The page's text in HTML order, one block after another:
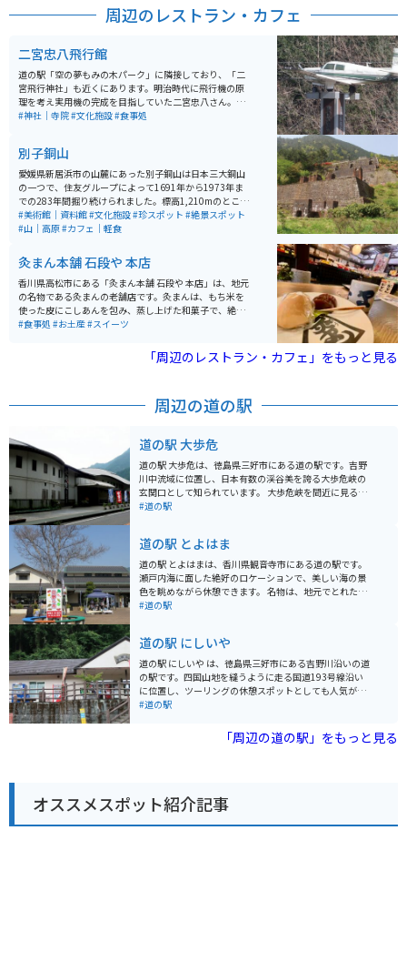
周辺のレストラン・カフェ
二宮忠八飛行館
道の駅「空の夢もみの木パーク」に隣接しており、「二
宮飛行神社」も近くにあります。明治時代に飛行機の原
理を考え実用機の完成を目指していた二宮忠八さん。ラ
イト兄弟に先を越されましたが、その功績を称え、「21
も子供も楽しめます。
#神社｜寺院#文化施設#食事処
別子銅山
愛媛県新居浜市の山麓にあった別子銅山は日本三大銅山
の一つで、住友グループによって1691年から1973年ま
での283年間掘り続けられました。標高1,210mのところ
から掘り始め、最深部は海面下1,000mにまで達しまし
た。 その後、山を元の状態に戻すために、明治初期から
す。 閉山後は「端出場（はでば）地区」と「東平（とう
なる）地区」の2カ所に分けて整備され、2007年度に近
代化産業遺産（経済産業省）に認定されました。特に、
東平地区の索道基地・貯鉱庫跡は「東洋のマチュピチ
ュ」として有名です。
#美術館｜資料館#文化施設#珍スポット #絶景スポット
#山｜高原#カフェ｜軽食
灸まん本舗 石段や 本店
香川県高松市にある「灸まん本舗 石段や 本店」は、地元
の名物である灸まんの老舗店です。灸まんは、もち米を
使った皮にこしあんを包み、蒸し上げた和菓子で、絶妙
な食感と上品な甘さが魅力。店内では、製造過程を見る
街並みも残っており、散策にぴったりのエリアです。ま
た、バイクで訪れる際は、周辺にバイク駐輪場があり安
#食事処 #お土産#スイーツ
「周辺のレストラン・カフェ」をもっと見る
周辺の道の駅
道の駅 大歩危
道の駅 大歩危は、徳島県三好市にある道の駅です。吉野
川中流域に位置し、日本有数の渓谷美を誇る大歩危峡の
玄関口として知られています。 大歩危峡を間近に見るこ
とができる遊歩道や展望台があり、ダイナミックな景観
することができます。また、祖谷のかずら橋や奥祖谷二
重かずら橋などの観光スポットへのアクセスも良く、観
光拠点としても最適です。 道の駅には、地元の特産品を
販売するショップやレストランがあります。徳島ラーメ
ンや阿波尾鶏などのご当地グルメを味わえるほか、祖谷
とができます。また、周辺にはワインディングロードも
多いため、ツーリングにもおすすめです。
#道の駅
道の駅 とよはま
道の駅 とよはまは、香川県観音寺市にある道の駅です。
瀬戸内海に面した絶好のロケーションで、美しい海の景
色を眺めながら休憩できます。 名物は、地元でとれた新
鮮な魚介類を使った料理です。特に、しらす丼や鯛めし
す。 バイク置き場は広く、海を見ながら休憩できます。
道の駅周辺には、銭形砂絵や父母ヶ浜など、観光スポッ
トも点在しているので、ツーリングの拠点にも最適で
す。
#道の駅
道の駅 にしいや
道の駅 にしいや は、徳島県三好市にある吉野川沿いの道
の駅です。四国山地を縫うように走る国道193号線沿い
に位置し、ツーリングの休憩スポットとしても人気があ
ります。 道の駅 にしいや では、地元の特産品を販売して
レストランでは、地元の食材を使った料理を楽しむこと
ができます。食事処では、徳島ラーメンや祖谷そばな
います。特に、かずら橋は、シラクチカズラという植物
のツルで作られた吊り橋で、スリル満点の体験ができま
す。 バイクで訪れる際は、道の駅に隣接する広い駐車場
#道の駅
「周辺の道の駅」をもっと見る
オススメスポット紹介記事